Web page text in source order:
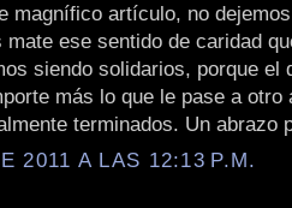
magnífico artículo, no
mate ese sentido de caridad
siendo solidarios, porque el
más lo que le pase a otro
terminados. Un abrazo
2011 A LAS 12:13 P.M.